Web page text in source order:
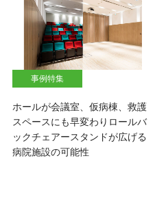
事例特集
ホールが会議室、仮病棟、救護
スペースにも早変わりロールバ
ックチェアースタンドが広げる
病院施設の可能性